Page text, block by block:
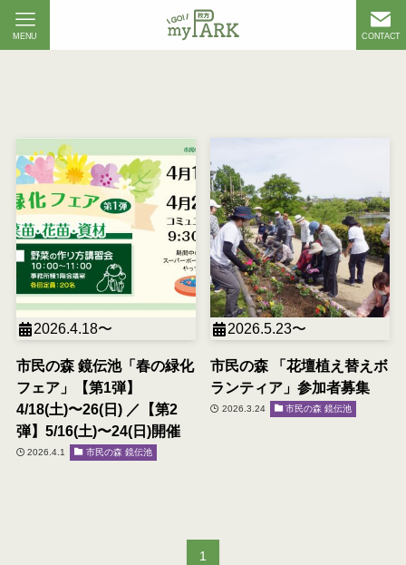
CONTACT
MENU
2026.4.18〜
市民の森 鏡伝池「春の緑化
フェア」【第1弾】
4/18(土)〜26(日) ／【第2
弾】5/16(土)〜24(日)開催
2026.4.1 市民の森 鏡伝池
2026.5.23〜
市民の森 「花壇植え替えボ
ランティア」参加者募集
2026.3.24 市民の森 鏡伝池
1